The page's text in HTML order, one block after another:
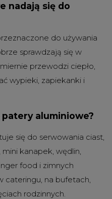
nadają się do
do używania
sprawdzają się w
przewodzi ciepło,
wypieki, zapiekanki i
aluminiowe?
się do serwowania ciast,
kanapek, wędlin,
food i zimnych
cateringu, na bufetach,
rodzinnych.